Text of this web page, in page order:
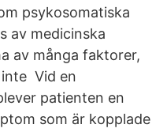
psykosomatiska
av medicinska
av många faktorer,
Vid en
patienten en
som är kopplade